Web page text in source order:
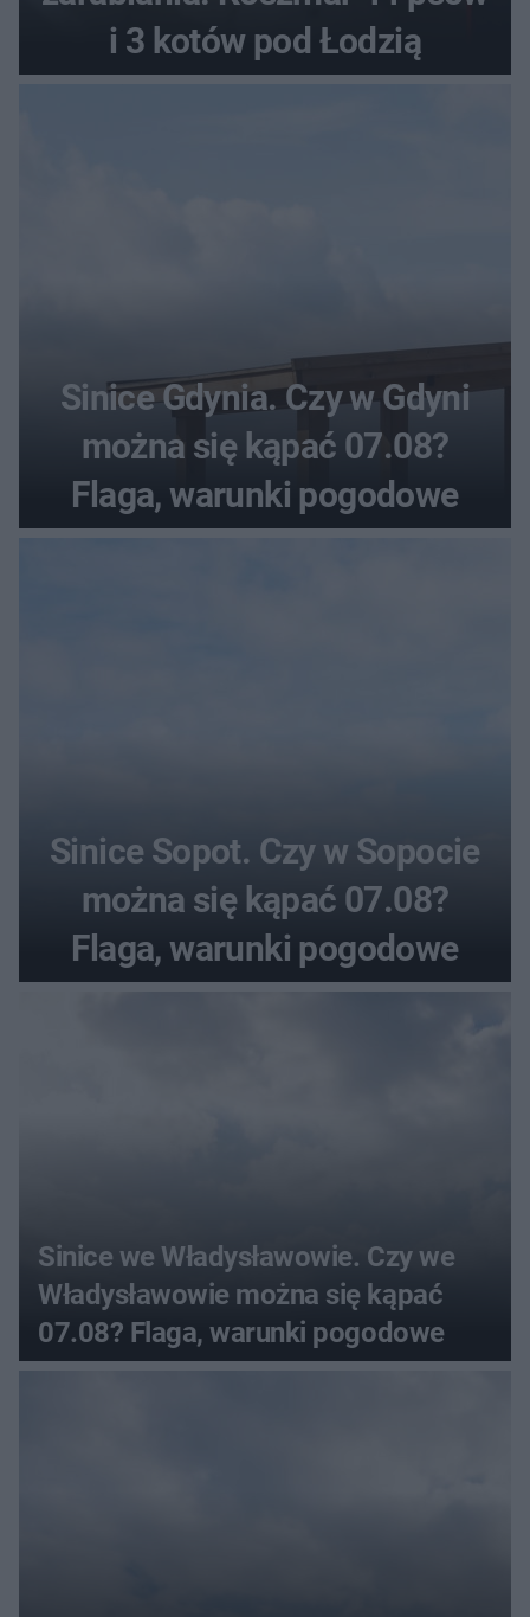
i 3 kotów pod Łodzią
Sinice Gdynia. Czy w Gdyni
można się kąpać 07.08?
Flaga, warunki pogodowe
Sinice Sopot. Czy w Sopocie
można się kąpać 07.08?
Flaga, warunki pogodowe
Sinice we Władysławowie. Czy we
Władysławowie można się kąpać
07.08? Flaga, warunki pogodowe